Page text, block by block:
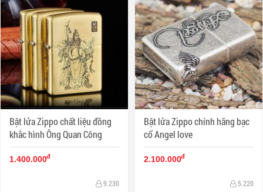
Bật lửa Zippo chất liệu đồng
khắc hình Ông Quan Công
1.400.000đ
9.230
Bật lửa Zippo chính hãng bạc
cổ Angel love
2.100.000đ
5.220